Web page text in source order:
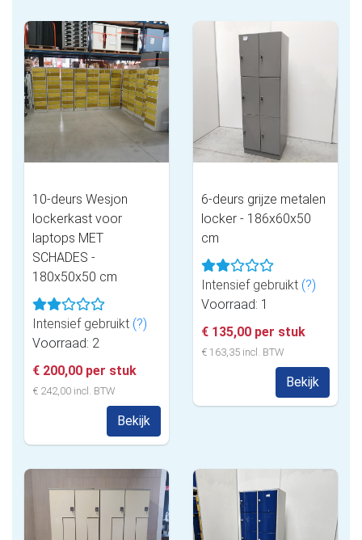
10-deurs Wesjon
lockerkast voor
laptops MET
SCHADES -
180x50x50 cm
Intensief gebruikt (?)
Voorraad: 2
€ 200,00 per stuk
€ 242,00 incl. BTW
Bekijk
6-deurs grijze metalen
locker - 186x60x50
cm
Intensief gebruikt (?)
Voorraad: 1
€ 135,00 per stuk
€ 163,35 incl. BTW
Bekijk